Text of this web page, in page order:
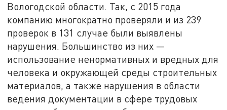
Вологодской области. Так, с 2015 года
компанию многократно проверяли и из 239
проверок в 131 случае были выявлены
нарушения. Большинство из них —
использование ненормативных и вредных для
человека и окружающей среды строительных
материалов, а также нарушения в области
ведения документации в сфере трудовых